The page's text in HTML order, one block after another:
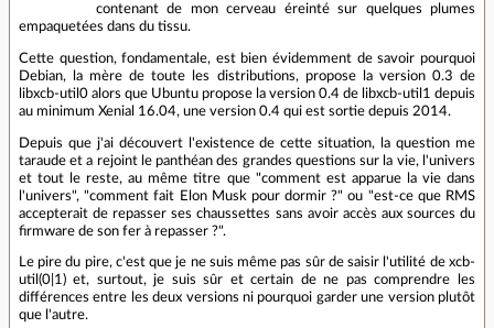
contenant de mon cerveau éreinté sur quelques plumes
empaquetées dans du tissu.
Cette question, fondamentale, est bien évidemment de savoir pourquoi
Debian, la mère de toute les distributions, propose la version 0.3 de
libxcb-util0 alors que Ubuntu propose la version 0.4 de libxcb-util1 depuis
au minimum Xenial 16.04, une version 0.4 qui est sortie depuis 2014.
Depuis que j'ai découvert l'existence de cette situation, la question me
taraude et a rejoint le panthéan des grandes questions sur la vie, l'univers
et tout le reste, au même titre que "comment est apparue la vie dans
l'univers", "comment fait Elon Musk pour dormir ?" ou "est-ce que RMS
accepterait de repasser ses chaussettes sans avoir accès aux sources du
firmware de son fer à repasser ?".
Le pire du pire, c'est que je ne suis même pas sûr de saisir l'utilité de xcb-
util(0|1) et, surtout, je suis sûr et certain de ne pas comprendre les
différences entre les deux versions ni pourquoi garder une version plutôt
que l'autre.